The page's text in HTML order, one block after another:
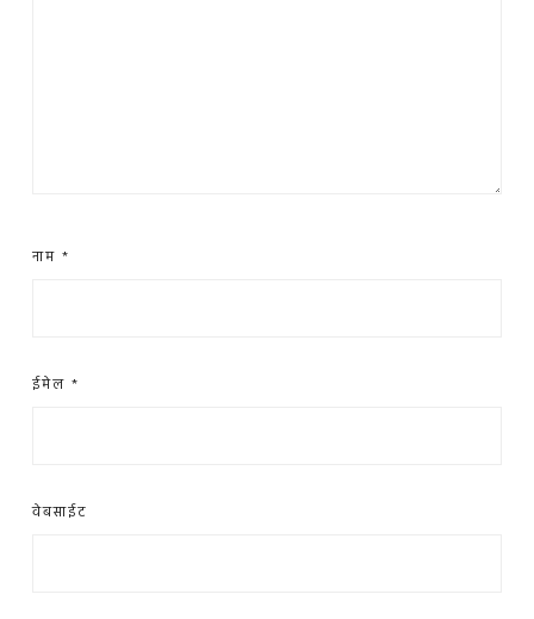
नाम *
ईमेल *
वेबसाईट